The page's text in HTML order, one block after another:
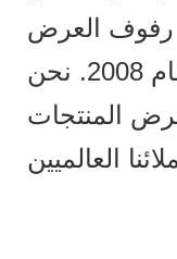
رفوف العرض
المخصصة المتطورة منذ عام 2008. نحن
المنتجات